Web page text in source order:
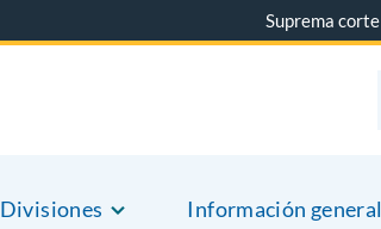
Suprema corte
Divisiones Información general